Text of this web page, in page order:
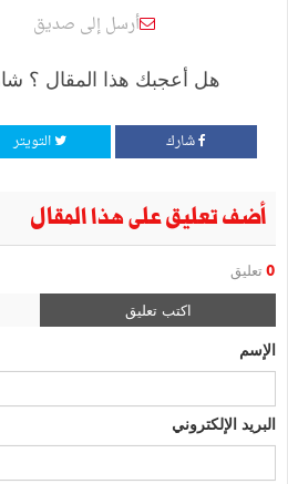
أرسل إلى صديق
هل أعجبك هذا المقال ؟
شارك التويتر
أضف تعليق على هذا المقال
0 تعليق
اكتب تعليق
الإسم
البريد الإلكتروني